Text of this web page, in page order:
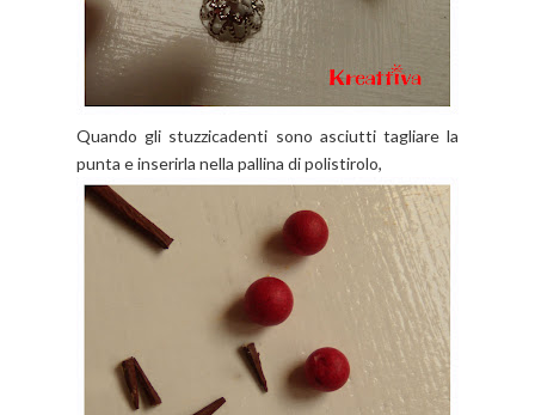
Quando gli stuzzicadenti sono asciutti tagliare la
punta e inserirla nella pallina di polistirolo,